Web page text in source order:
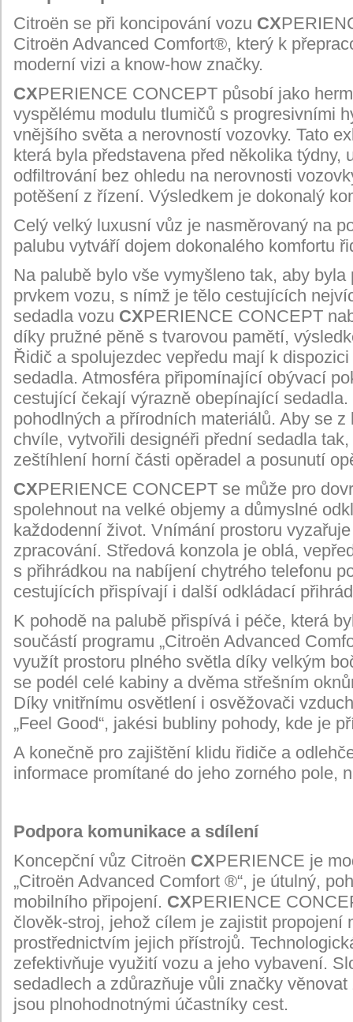
Citroën se při koncipování vozu CX
Citroën Advanced Comfort®, který k
moderní vizi a know-how značky.
CXPERIENCE CONCEPT působí jako
vyspělému modulu tlumičů s progresivními
vnějšího světa a nerovností vozovky. Tato
která byla představena před několika týdny,
odfiltrování bez ohledu na nerovnosti
potěšení z řízení. Výsledkem je dokonalý
Celý velký luxusní vůz je nasměrovaný na
palubu vytváří dojem dokonalého komfortu
Na palubě bylo vše vymyšleno tak, aby
prvkem vozu, s nímž je tělo cestujících
sedadla vozu CXPERIENCE CONCEPT
díky pružné pěně s tvarovou pamětí,
Řidič a spolujezdec vepředu mají k
sedadla. Atmosféra připomínající obývací
cestující čekají výrazně obepínající
pohodlných a přírodních materiálů. Aby se
chvíle, vytvořili designéři přední sedadla
zeštíhlení horní části opěradel a posunutí
CXPERIENCE CONCEPT se může pro
spolehnout na velké objemy a důmyslné
každodenní život. Vnímání prostoru
zpracování. Středová konzola je oblá,
s přihrádkou na nabíjení chytrého telefonu
cestujících přispívají i další odkládací
K pohodě na palubě přispívá i péče, která
součástí programu „Citroën Advanced
využít prostoru plného světla díky velkým
se podél celé kabiny a dvěma střešním
Díky vnitřnímu osvětlení i osvěžovači
„Feel Good“, jakési bubliny pohody, kde je
A konečně pro zajištění klidu řidiče a
informace promítané do jeho zorného pole,
Podpora komunikace a sdílení
Koncepční vůz Citroën CXPERIENCE je
„Citroën Advanced Comfort ®“, je útulný,
mobilního připojení. CXPERIENCE
člověk-stroj, jehož cílem je zajistit propojení
prostřednictvím jejich přístrojů.
zefektivňuje využití vozu a jeho vybavení.
sedadlech a zdůrazňuje vůli značky
jsou plnohodnotnými účastníky cest.